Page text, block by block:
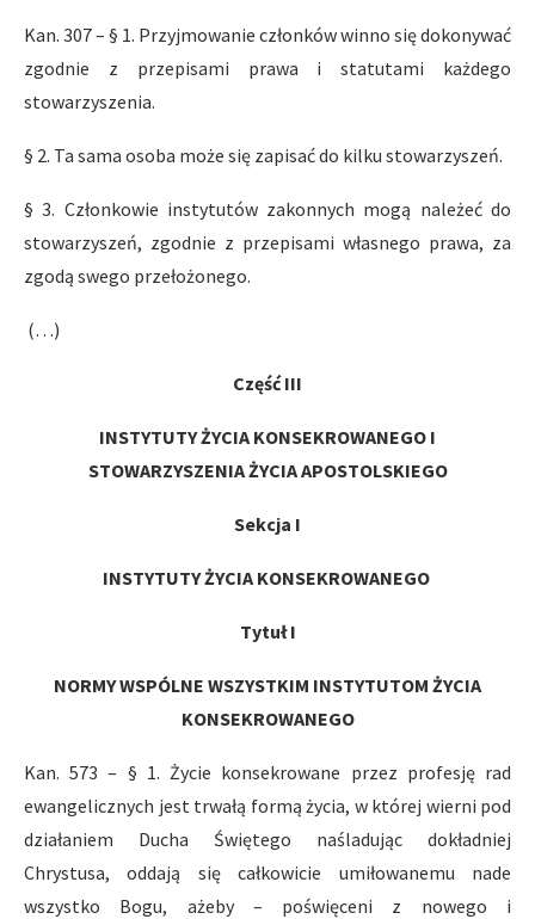
Kan. 307 – § 1. Przyjmowanie członków winno się dokonywać
zgodnie z przepisami prawa i statutami każdego
stowarzyszenia.
§ 2. Ta sama osoba może się zapisać do kilku stowarzyszeń.
§ 3. Członkowie instytutów zakonnych mogą należeć do
stowarzyszeń, zgodnie z przepisami własnego prawa, za
zgodą swego przełożonego.
(…)
Część III
INSTYTUTY ŻYCIA KONSEKROWANEGO I
STOWARZYSZENIA ŻYCIA APOSTOLSKIEGO
Sekcja I
INSTYTUTY ŻYCIA KONSEKROWANEGO
Tytuł I
NORMY WSPÓLNE WSZYSTKIM INSTYTUTOM ŻYCIA
KONSEKROWANEGO
Kan. 573 – § 1. Życie konsekrowane przez profesję rad
ewangelicznych jest trwałą formą życia, w której wierni pod
działaniem Ducha Świętego naśladując dokładniej
Chrystusa, oddają się całkowicie umiłowanemu nade
wszystko Bogu, ażeby – poświęceni z nowego i